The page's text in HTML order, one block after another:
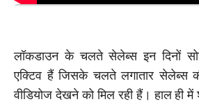
लॉकडाउन के चलते सेलेब्स इन दिनों
एक्टिव हैं जिसके चलते लगातार सेलेब्स
वीडियोज देखने को मिल रही हैं। हाल ही में